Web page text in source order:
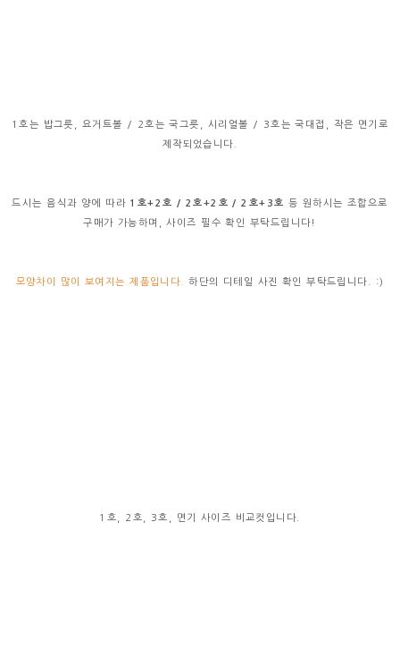
1호는 밥그릇, 요거트볼 / 2호는 국그릇, 시리얼볼 / 3호는 국대접, 작은 면기로
제작되었습니다.
드시는 음식과 양에 따라 1호+2호 / 2호+2호 / 2호+3호 등 원하시는 조합으로
구매가 가능하며, 사이즈 필수 확인 부탁드립니다!
모양차이 많이 보여지는 제품입니다.하단의 디테일 사진 확인 부탁드립니다. :)
1호, 2호, 3호, 면기 사이즈 비교컷입니다.